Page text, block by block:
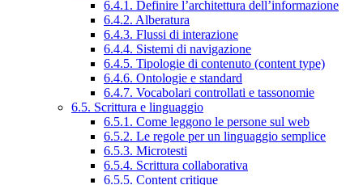
6.4.1. Definire l’architettura dell’informazione
6.4.2. Alberatura
6.4.3. Flussi di interazione
6.4.4. Sistemi di navigazione
6.4.5. Tipologie di contenuto (content type)
6.4.6. Ontologie e standard
6.4.7. Vocabolari controllati e tassonomie
6.5. Scrittura e linguaggio
6.5.1. Come leggono le persone sul web
6.5.2. Le regole per un linguaggio semplice
6.5.3. Microtesti
6.5.4. Scrittura collaborativa
6.5.5. Content critique